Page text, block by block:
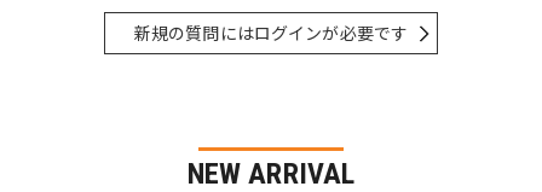
新規の質問にはログインが必要です
NEW ARRIVAL